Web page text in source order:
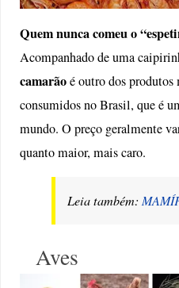
Quem nunca comeu o
Acompanhado de uma
camarãoé outro dos
consumidos no Brasil, que é
mundo. O preço geralmente
quanto maior, mais caro.
Leia também:
Aves